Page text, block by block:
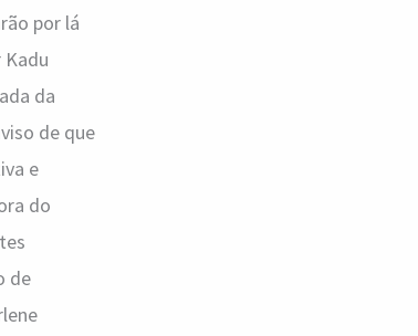
por lá
da
de que
e
do
de